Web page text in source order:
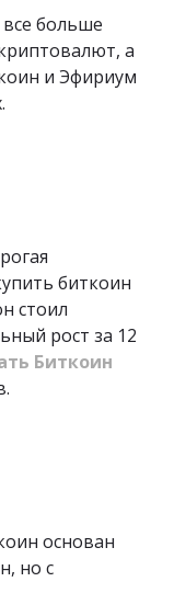
больше
а
и Эфириум
биткоин
стоил
рост за 12
Биткоин
основан
но с